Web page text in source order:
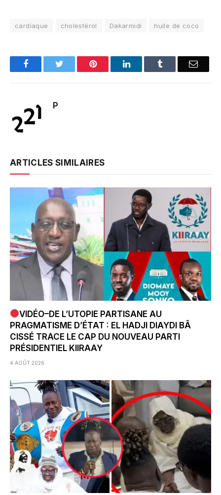
cardiaque cholestérol Dakarmidi huile de coco
FacebookTwitter Pinterest LinkedInTumblr Email
P
ARTICLES SIMILAIRES
VIDÉO–DE L’UTOPIE PARTISANE AU
PRAGMATISME D’ÉTAT : EL HADJI DIAYDI BÂ
CISSÉ TRACE LE CAP DU NOUVEAU PARTI
PRÉSIDENTIEL KIIRAAY
4 AOÛT 2026